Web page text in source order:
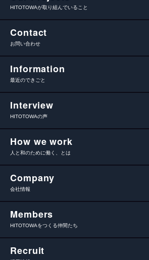
HITOTOWAが取り組んでいること
Contact
お問い合わせ
Information
最近のできごと
Interview
HITOTOWAの声
How we work
人と和のために働く、とは
Company
会社情報
Members
HITOTOWAをつくる仲間たち
Recruit